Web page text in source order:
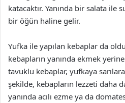
katacaktır. Yanında bir salata
bir öğün haline gelir.
Yufka ile yapılan kebaplar da
kebapların yanında ekmek
tavuklu kebaplar, yufkaya
şekilde, kebapların lezzeti daha
yanında acılı ezme ya da